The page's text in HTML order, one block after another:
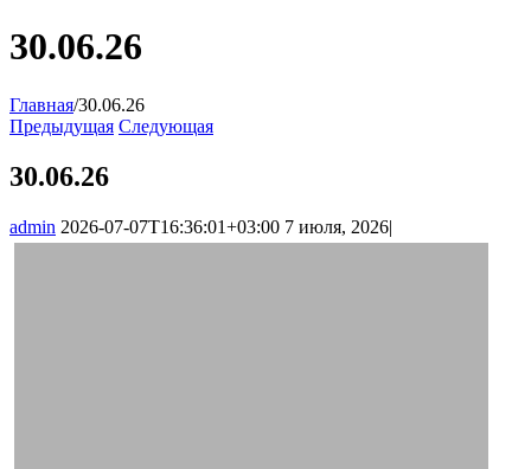
30.06.26
Главная/30.06.26
Предыдущая Следующая
30.06.26
admin 2026-07-07T16:36:01+03:00 7 июля, 2026|